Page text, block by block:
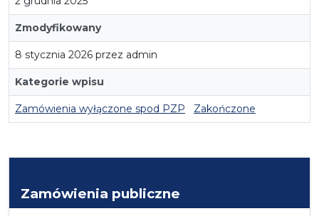
Zmodyfikowany
8 stycznia 2026 przez admin
Kategorie wpisu
Zamówienia wyłączone spod PZP Zakończone
Zamówienia publiczne